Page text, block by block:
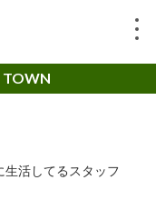
TOWN
生活してるスタッフ